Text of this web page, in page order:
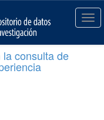
T
o
g
consulta de